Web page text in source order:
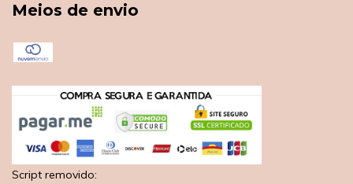
Meios de envio
Script removido: